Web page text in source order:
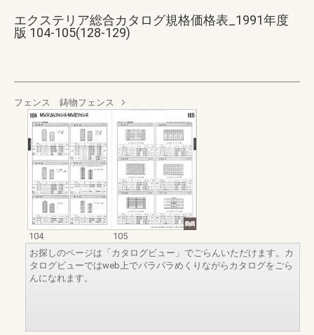
エクステリア総合カタログ規格価格表_1991年度
版 104-105(128-129)
フェンス 鋳物フェンス
104
105
お探しのページは「カタログビュー」でごらんいただけます。カ
タログビューではweb上でパラパラめくりながらカタログをごら
んになれます。